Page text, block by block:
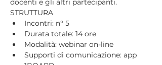
docenti e gli altri partecipanti.
STRUTTURA
Incontri: n° 5
Durata totale: 14 ore
Modalità: webinar on-line
Supporti di comunicazione: app